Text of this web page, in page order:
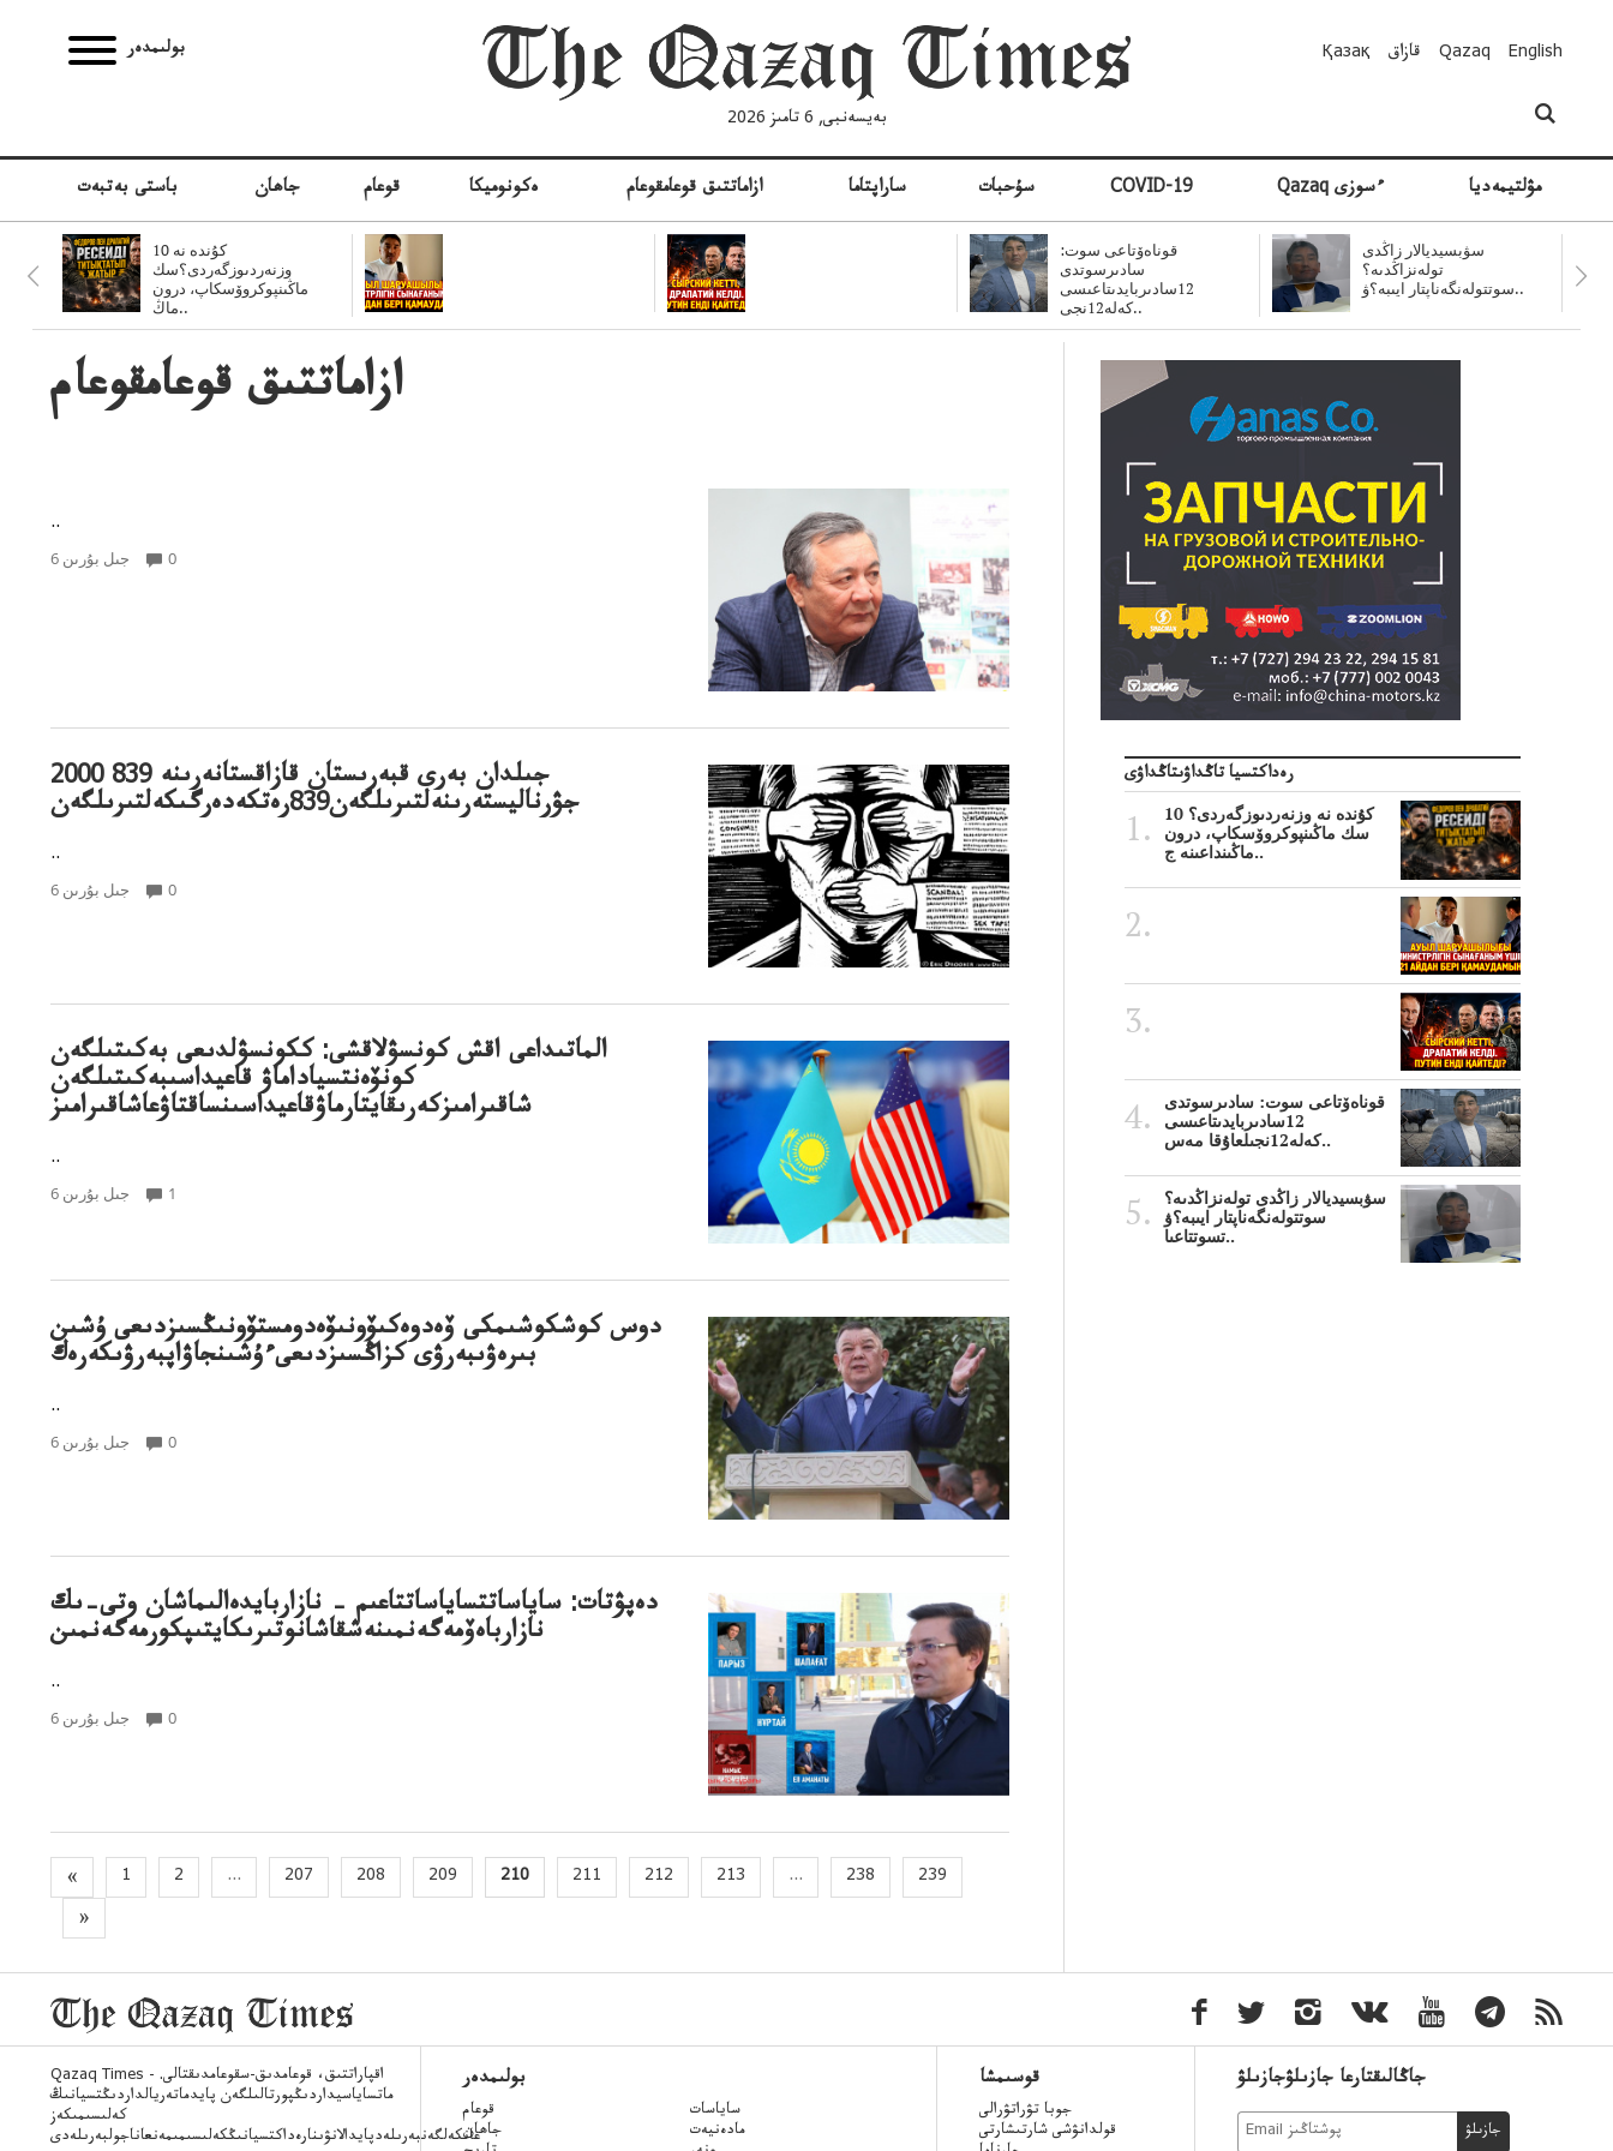
بولىمدەر
بەيسەنبى, 6 تامىز 2026
Қазақ قازاق Qazaq English
باستى بەتبەت جاھان قوعام ەكونوميكا ازاماتتىق قوعامقوعام ساراپتاما سۇحبات COVID-19 Qazaq ءسوزى مۋلتيمەديا
10 كۇندە نە
وزنەردىوزگەردى؟سك
ماڭىنپوكروۆسكاپ، درون
ماڭ..
قوناەۆتاعى سوت:
سادىرسوتدى
12سادىربايدىتاعىسى
كەلە12نجى..
سۋبسيديالار زاڭدى
تولەنزاڭدىە؟
سوتتولەنگەناپتار ايىبە؟ۋ..
ازاماتتىق قوعامقوعام
..
6 جىل بۇرىن 0
2000 جىلدان بەرى قبەرىستان قازاقستانەرىنە 839
جۋرناليستەرىنەلتىرىلگەن839رەتكەدەرگىكەلتىرىلگەن
..
6 جىل بۇرىن 0
الماتىداعى اقش كونسۋلاقشى: ككونسۋلدىعى بەكىتىلگەن
كونۆەنتسياداماۋ قاعيداسىبەكىتىلگەن
شاقىرامىزكەرىقايتارماۋقاعيداسىنساقتاۋعاشاقىرامىز
..
6 جىل بۇرىن 1
دوس كوشكوشىمكى ۆەدوەكىۆونىۆەدومستۆونىڭسىزدىعى ۇشىن
بىرەۋىبەرۋى كزاڭسىزدىعىءۇشىنجاۋاپبەرۋىكەرەك
..
6 جىل بۇرىن 0
دەپۋتات: ساياساتتساياساتتاعىم – نازاربايدەالىماشان وتى–ىك
نازارباەۆمەگەنمىنەشقاشانوتىرىكايتىپكورمەگەنمىن
..
6 جىل بۇرىن 0
« 1 2 ... 207 208 209 210 211 212 213 ... 238
239
»
رەداكتسيا تاڭداۋىتاڭداۋى
10 كۇندە نە وزنەردىوزگەردى؟
سك ماڭىنپوكروۆسكاپ، درون
ماڭىنداعىنە ج..
قوناەۆتاعى سوت: سادىرسوتدى
12سادىربايدىتاعىسى
كەلە12نجىلعاۇقا مەس..
سۋبسيديالار زاڭدى تولەنزاڭدىە؟
سوتتولەنگەناپتار ايىبە؟ۋ
تسوتتاعىا..
Qazaq Times - اقپاراتتىق، قوعامدىق-سقوعامدىقتالى.
ماتساياسيداردىڭپورتالىلگەن پايدماتەريالداردىڭتسيانىڭ
كەلىسىمىكەز
عانكەلگەنبەرىلەدپايدالانۋىنارەداكتسيانىڭكەلىسىمىمەنعاناجولبەرىلەدى
بولىمدەر
قوعام
جاھان
ساياسات
مادەنيەت
قوسىمشا
جوبا تۋراتۋرالى
قولدانۋشى شارتىشارتى
جاڭالىقتارعا جازىلۋجازىلۋ
جازىلۋ